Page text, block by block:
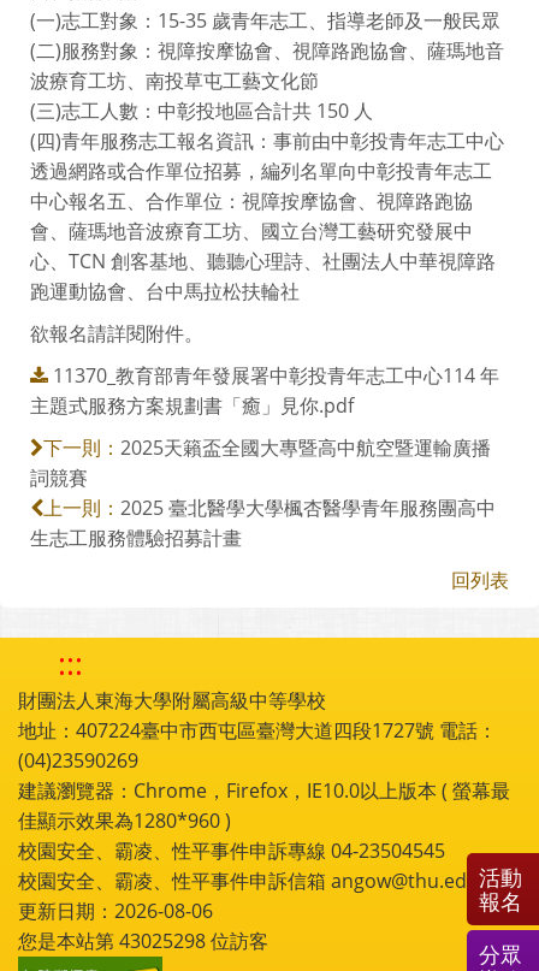
(一)志工對象：15-35 歲青年志工、指導老師及一般民眾
(二)服務對象：視障按摩協會、視障路跑協會、薩瑪地音
波療育工坊、南投草屯工藝文化節
(三)志工人數：中彰投地區合計共 150 人
(四)青年服務志工報名資訊：事前由中彰投青年志工中心
透過網路或合作單位招募，編列名單向中彰投青年志工
中心報名五、合作單位：視障按摩協會、視障路跑協
會、薩瑪地音波療育工坊、國立台灣工藝研究發展中
心、TCN 創客基地、聽聽心理詩、社團法人中華視障路
跑運動協會、台中馬拉松扶輪社
欲報名請詳閱附件。
11370_教育部青年發展署中彰投青年志工中心114 年
主題式服務方案規劃書「癒」見你.pdf
下一則： 2025天籟盃全國大專暨高中航空暨運輸廣播
詞競賽
上一則： 2025 臺北醫學大學楓杏醫學青年服務團高中
生志工服務體驗招募計畫
回列表
:::
財團法人東海大學附屬高級中等學校
地址：407224臺中市西屯區臺灣大道四段1727號 電話：
(04)23590269
建議瀏覽器：Chrome，Firefox，IE10.0以上版本 ( 螢幕最
佳顯示效果為1280*960 )
校園安全、霸凌、性平事件申訴專線 04-23504545
校園安全、霸凌、性平事件申訴信箱 angow@thu.edu.tw
更新日期：2026-08-06
您是本站第43025298位訪客
活動
報名
分眾